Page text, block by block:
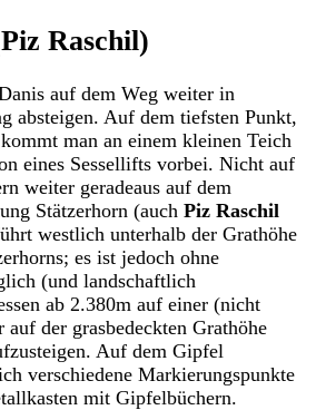
Raschil)
auf dem Weg weiter in
absteigen. Auf dem tiefsten Punkt,
man an einem kleinen Teich
eines Sessellifts vorbei. Nicht auf
weiter geradeaus auf dem
Stätzerhorn (auchPiz Raschil
westlich unterhalb der Grathöhe
es ist jedoch ohne
(und landschaftlich
ab 2.380m auf einer (nicht
der grasbedeckten Grathöhe
Auf dem Gipfel
verschiedene Markierungspunkte
mit Gipfelbüchern.